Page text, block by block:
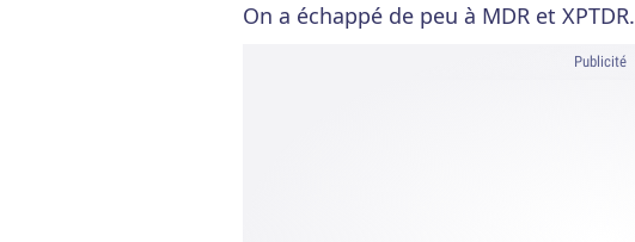
On a échappé de peu à MDR et XPTDR.
Publicité